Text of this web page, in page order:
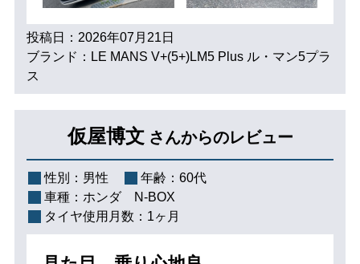
投稿日：2026年07月21日
ブランド：LE MANS V+(5+)LM5 Plus ル・マン5プラ
ス
仮屋博文 さんからのレビュー
性別： 男性 年齢： 60代
車種： ホンダ N-BOX
タイヤ使用月数： 1ヶ月